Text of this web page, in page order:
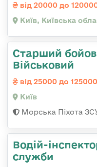
від 20000 до
Київ, Київська
Старший
Військовий
від 25000 до
Київ
Морська Піхота
Водій-
служби